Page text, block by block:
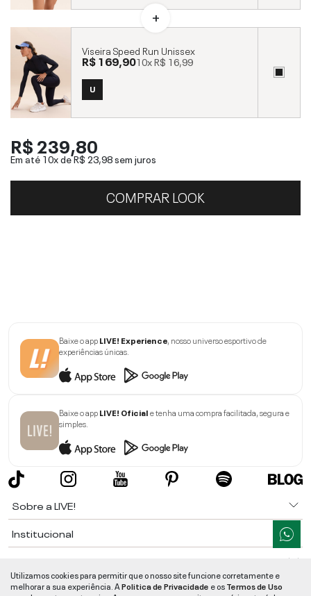
Viseira Speed Run Unissex
R$ 169,9010xR$ 16,99
U
R$ 239,80
Em até 10x deR$ 23,98sem juros
COMPRAR LOOK
Baixe o appLIVE! Experience , nosso universo esportivo de
experiências únicas.
Baixe o appLIVE! Oficiale tenha uma compra facilitada, segura e
simples.
Sobre a LIVE!
Institucional
Ajuda
Utilizamos cookies para permitir que o nosso site funcione corretamente e
melhorar a sua experiência. APolitica de Privacidade e osTermos de Uso